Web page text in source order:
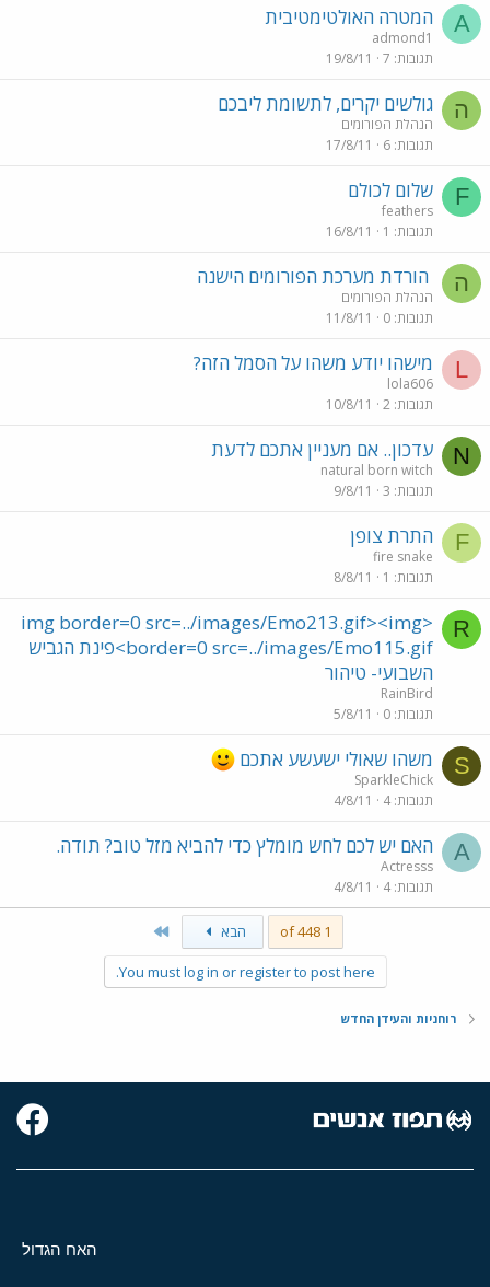
A המטרה האולטימטיבית
admond1
תגובות 7
19/8/11
ה גולשים יקרים, לתשומת ליבכם
הנהלת הפורומים
תגובות 6
17/8/11
F שלום לכולם
feathers
תגובות 1
16/8/11
ה הורדת מערכת הפורומים הישנה
הנהלת הפורומים
תגובות 0
11/8/11
L מישהו יודע משהו על הסמל הזה?
lola606
תגובות 2
10/8/11
N עדכון.. אם מעניין אתכם לדעת
natural born witch
תגובות 3
9/8/11
F התרת צופן
fire snake
תגובות 1
8/8/11
R
<img border=0 src=../images/Emo213.gif><img
border=0 src=../images/Emo115.gif>פינת הגביש
השבועי- טיהור
RainBird
תגובות 0
5/8/11
S משהו שאולי ישעשע אתכם
SparkleChick
תגובות 4
4/8/11
A האם יש לכם לחש מומלץ כדי להביא מזל טוב? תודה.
Actresss
תגובות 4
4/8/11
1 of 448 הבא
You must log in or register to post here.
רוחניות והעידן החדש
האח הגדול